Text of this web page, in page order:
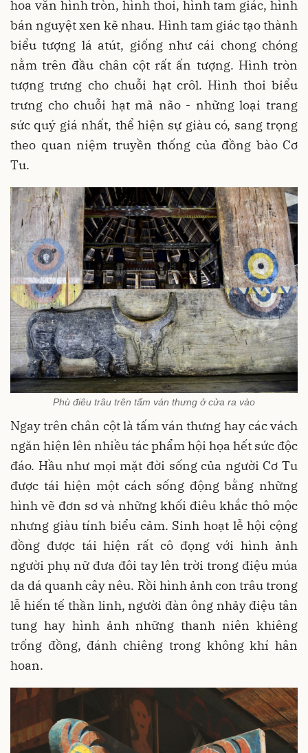
hoa văn hình tròn, hình thoi, hình tam giác, hình
bán nguyệt xen kẽ nhau. Hình tam giác tạo thành
biểu tượng lá atút, giống như cái chong chóng
nằm trên đầu chân cột rất ấn tượng. Hình tròn
tượng trưng cho chuỗi hạt crôl. Hình thoi biểu
trưng cho chuỗi hạt mã não - những loại trang
sức quý giá nhất, thể hiện sự giàu có, sang trọng
theo quan niệm truyền thống của đồng bào Cơ
Tu.
Phù điêu trâu trên tấm ván thưng ở cửa ra vào
Ngay trên chân cột là tấm ván thưng hay các vách
ngăn hiện lên nhiều tác phẩm hội họa hết sức độc
đáo. Hầu như mọi mặt đời sống của người Cơ Tu
được tái hiện một cách sống động bằng những
hình vẽ đơn sơ và những khối điêu khắc thô mộc
nhưng giàu tính biểu cảm. Sinh hoạt lễ hội cộng
đồng được tái hiện rất cô đọng với hình ảnh
người phụ nữ đưa đôi tay lên trời trong điệu múa
da dá quanh cây nêu. Rồi hình ảnh con trâu trong
lễ hiến tế thần linh, người đàn ông nhảy điệu tân
tung hay hình ảnh những thanh niên khiêng
trống đồng, đánh chiêng trong không khí hân
hoan.